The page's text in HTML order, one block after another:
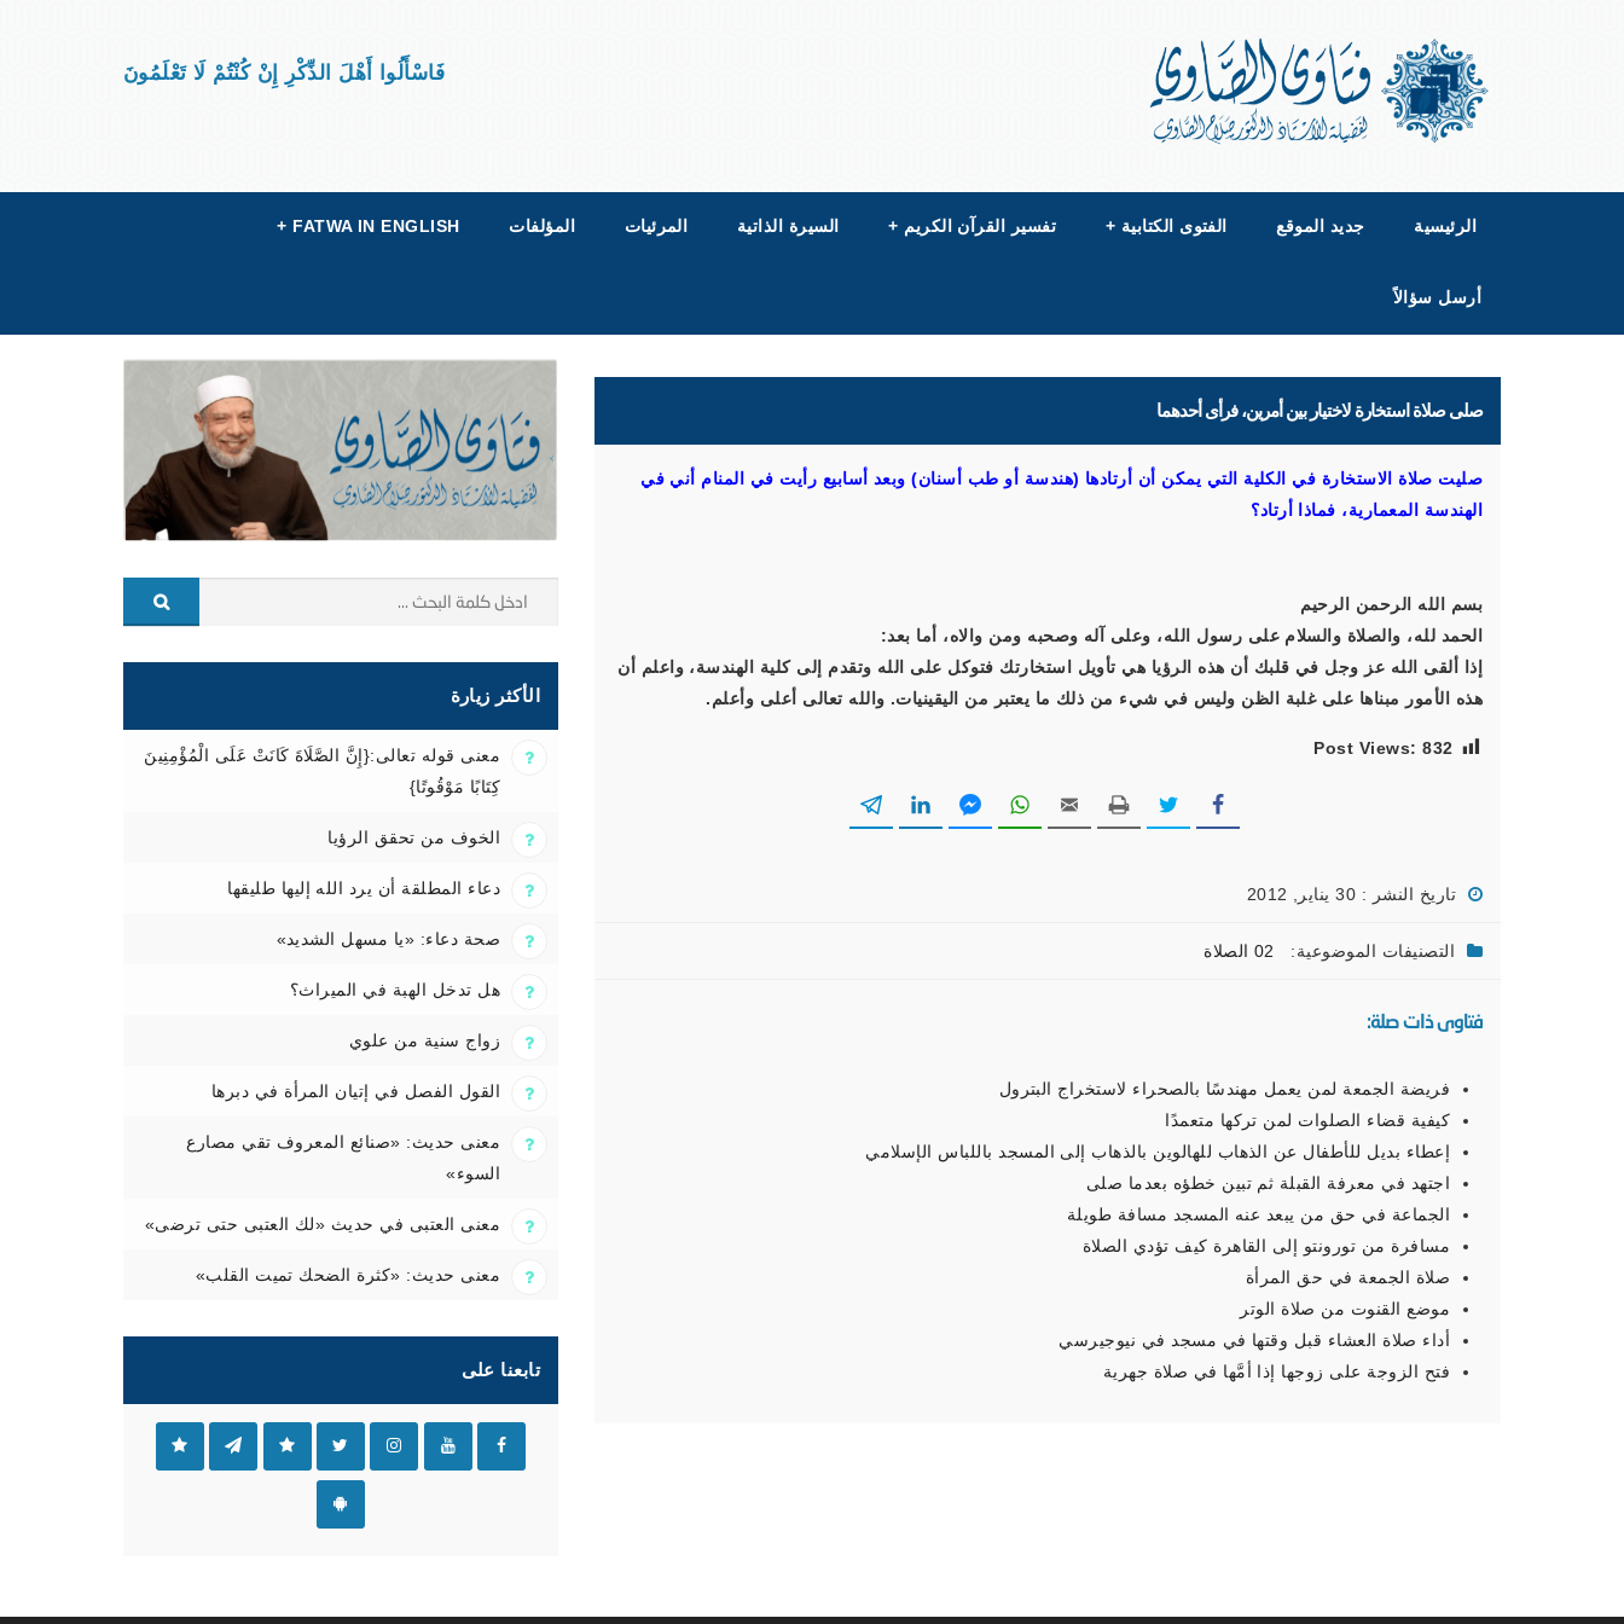
فَاسْأَلُوا أَهْلَ الذِّكْرِ إِنْ كُنْتُمْ لَا تَعْلَمُونَ
الرئيسية جديد الموقع الفتوى الكتابية + تفسير القرآن الكريم + السيرة الذاتية المرئيات المؤلفات FATWA IN ENGLISH
+
أرسل سؤالاً
صلى صلاة استخارة لاختيار بين أمرين، فرأى أحدهما
صليت صلاة الاستخارة في الكلية التي يمكن أن أرتادها (هندسة أو طب أسنان) وبعد أسابيع رأيت في المنام أني في
الهندسة المعمارية، فماذا أرتاد؟
بسم الله الرحمن الرحيم
الحمد لله، والصلاة والسلام على رسول الله، وعلى آله وصحبه ومن والاه، أما بعد:
إذا ألقى الله عز وجل في قلبك أن هذه الرؤيا هي تأويل استخارتك فتوكل على الله وتقدم إلى كلية الهندسة، واعلم أن
هذه الأمور مبناها على غلبة الظن وليس في شيء من ذلك ما يعتبر من اليقينيات. والله تعالى أعلى وأعلم.
Post Views: 832
تاريخ النشر : 30 يناير, 2012
التصنيفات الموضوعية: 02 الصلاة
فتاوى ذات صلة:
فريضة الجمعة لمن يعمل مهندسًا بالصحراء لاستخراج البترول
كيفية قضاء الصلوات لمن تركها متعمدًا
إعطاء بديل للأطفال عن الذهاب للهالوين بالذهاب إلى المسجد باللباس الإسلامي
اجتهد في معرفة القبلة ثم تبين خطؤه بعدما صلى
الجماعة في حق من يبعد عنه المسجد مسافة طويلة
مسافرة من تورونتو إلى القاهرة كيف تؤدي الصلاة
صلاة الجمعة في حق المرأة
موضع القنوت من صلاة الوتر
أداء صلاة العشاء قبل وقتها في مسجد في نيوجيرسي
فتح الزوجة على زوجها إذا أمَّها في صلاة جهرية
الأكثر زيارة
معنى قوله تعالى:{إِنَّ الصَّلَاةَ كَانَتْ عَلَى الْمُؤْمِنِينَ
كِتَابًا مَوْقُوتًا}
الخوف من تحقق الرؤيا
دعاء المطلقة أن يرد الله إليها طليقها
صحة دعاء: «يا مسهل الشديد»
هل تدخل الهبة في الميراث؟
زواج سنية من علوي
القول الفصل في إتيان المرأة في دبرها
معنى حديث: «صنائع المعروف تقي مصارع
السوء»
معنى العتبى في حديث «لك العتبى حتى ترضى»
معنى حديث: «كثرة الضحك تميت القلب»
تابعنا على